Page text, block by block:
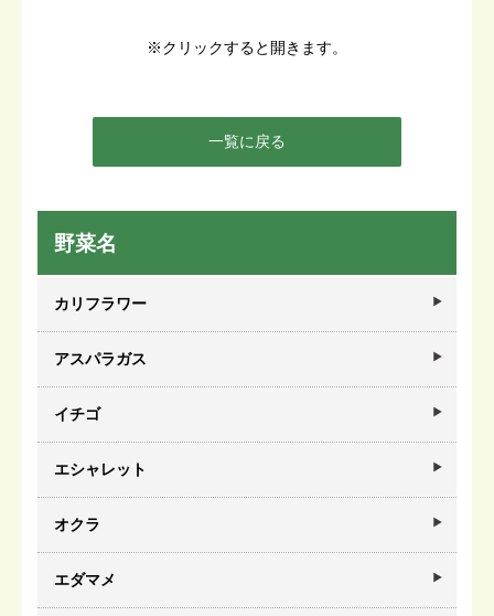
※クリックすると開きます。
一覧に戻る
野菜名
カリフラワー
アスパラガス
イチゴ
エシャレット
オクラ
エダマメ